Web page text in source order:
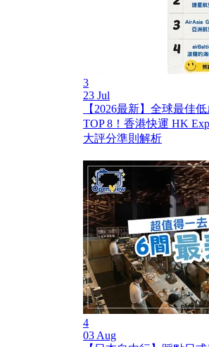
3
23 Jul
【2026最新】全球最佳
TOP 8！香港快運 HK
大評分準則解析
4
03 Aug